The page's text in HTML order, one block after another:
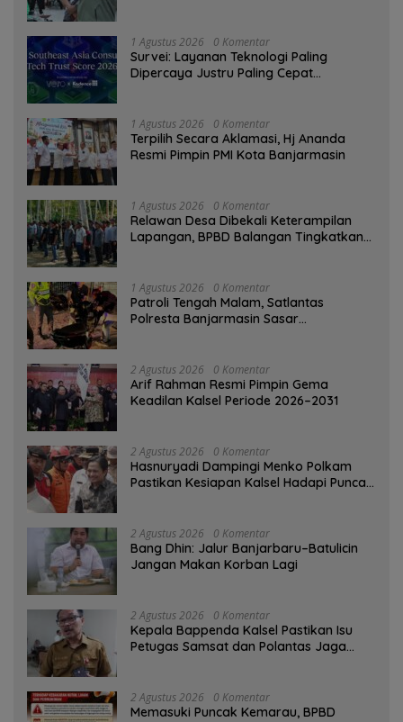
1 Agustus 2026 0 Komentar
Survei: Layanan Teknologi Paling
Dipercaya Justru Paling Cepat
1 Agustus 2026 0 Komentar
‎Terpilih Secara Aklamasi, Hj Ananda
Resmi Pimpin PMI Kota Banjarmasin
1 Agustus 2026 0 Komentar
Relawan Desa Dibekali Keterampilan
Lapangan, BPBD Balangan Tingkatkan
1 Agustus 2026 0 Komentar
Patroli Tengah Malam, Satlantas
Polresta Banjarmasin Sasar
2 Agustus 2026 0 Komentar
Arif Rahman Resmi Pimpin Gema
Keadilan Kalsel Periode 2026–2031
2 Agustus 2026 0 Komentar
Hasnuryadi Dampingi Menko Polkam
Pastikan Kesiapan Kalsel Hadapi Puncak
2 Agustus 2026 0 Komentar
Bang Dhin: Jalur Banjarbaru–Batulicin
Jangan Makan Korban Lagi
2 Agustus 2026 0 Komentar
Kepala Bappenda Kalsel Pastikan Isu
Petugas Samsat dan Polantas Jaga
2 Agustus 2026 0 Komentar
Memasuki Puncak Kemarau, BPBD